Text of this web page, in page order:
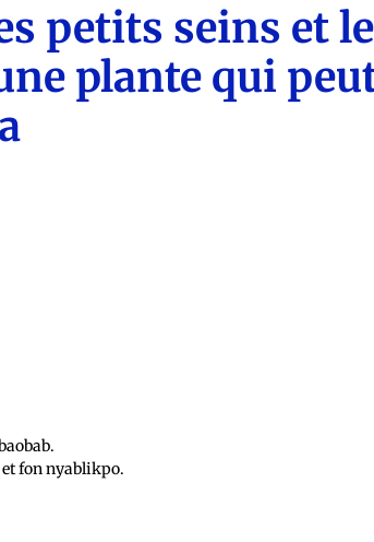
petits seins et le
plante qui
fon nyablikpo.